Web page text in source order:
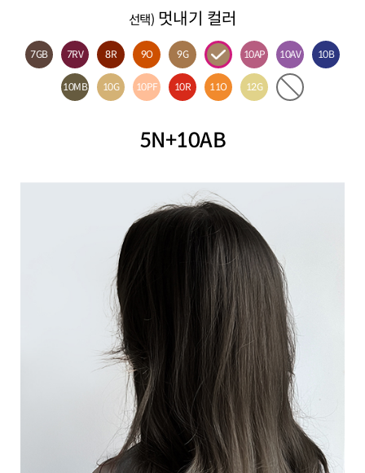
선택) 멋내기 컬러
7GB 7RV 8R 9O 9G 10AP 10AV 10B
10MB 10G 10PF 10R 11O 12G
5N+10AB